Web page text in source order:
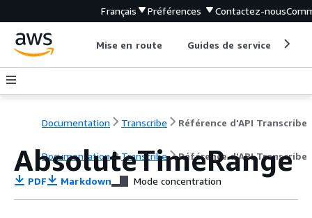
Français Préférences Contactez-nous
Mise en route Guides de service
Documentation Transcribe Référence d'API Transcribe
Documentation Transcribe Référence d'API Transcribe
AbsoluteTimeRange
PDF Markdown Mode concentration